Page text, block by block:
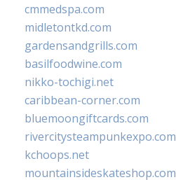
cmmedspa.com
midletontkd.com
gardensandgrills.com
basilfoodwine.com
nikko-tochigi.net
caribbean-corner.com
bluemoongiftcards.com
rivercitysteampunkexpo.com
kchoops.net
mountainsideskateshop.com